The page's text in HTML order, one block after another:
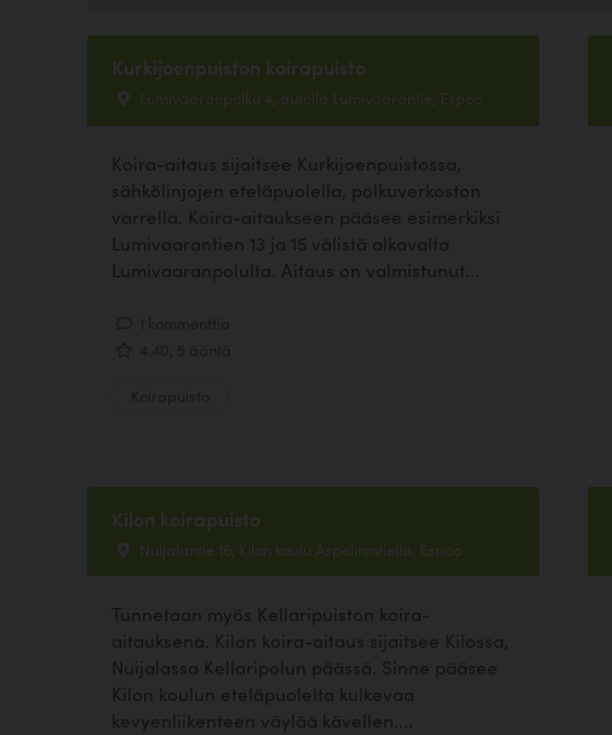
Kurkijoenpuiston koirapuisto
Lumivaaranpolku 4, autolla Lumivaarantie, Espoo
Koira-aitaus sijaitsee Kurkijoenpuistossa,
sähkölinjojen eteläpuolella, polkuverkoston
varrella. Koira-aitaukseen pääsee esimerkiksi
Lumivaarantien 13 ja 15 välistä alkavalta
Lumivaaranpolulta. Aitaus on valmistunut...
Kilon koirapuisto
Nuijalantie 16, Kilon koulu Aspelinintiellä, Espoo
Tunnetaan myös Kellaripuiston koira-
aitauksena. Kilon koira-aitaus sijaitsee Kilossa,
Nuijalassa Kellaripolun päässä. Sinne pääsee
Kilon koulun eteläpuolelta kulkevaa
kevyenliikenteen väylää kävellen....